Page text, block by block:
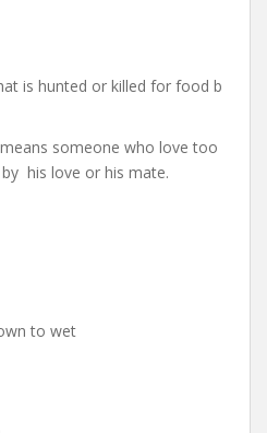
is hunted or killed for food b
someone who love too
his love or his mate.
to wet